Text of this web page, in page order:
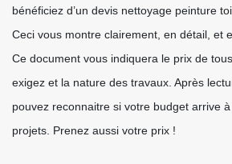
bénéficiez d’un devis nettoyage peinture
Ceci vous montre clairement, en détail, et
Ce document vous indiquera le prix de
exigez et la nature des travaux. Après
pouvez reconnaitre si votre budget arrive
projets. Prenez aussi votre prix !